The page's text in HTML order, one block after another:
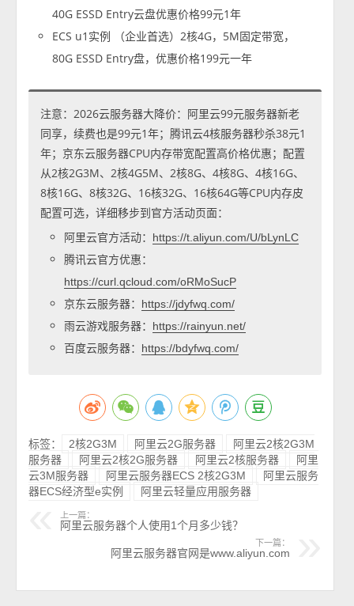
40G ESSD Entry云盘优惠价格99元1年
ECS u1实例 （企业首选）2核4G，5M固定带宽，
80G ESSD Entry盘，优惠价格199元一年
注意：2026云服务器大降价：阿里云99元服务器新老
同享，续费也是99元1年；腾讯云4核服务器秒杀38元1
年；京东云服务器CPU内存带宽配置高价格优惠；配置
从2核2G3M、2核4G5M、2核8G、4核8G、4核16G、
8核16G、8核32G、16核32G、16核64G等CPU内存皮
配置可选，详细移步到官方活动页面：
阿里云官方活动：
https://t.aliyun.com/U/bLynLC
腾讯云官方优惠：
https://curl.qcloud.com/oRMoSucP
京东云服务器： https://jdyfwq.com/
雨云游戏服务器： https://rainyun.net/
百度云服务器： https://bdyfwq.com/
标签： 2核2G3M 阿里云2G服务器
阿里云2核2G3M
服务器
阿里云2核2G服务器 阿里云2核服务器
阿里
云3M服务器
阿里云服务器ECS 2核2G3M
阿里云服务
器ECS经济型e实例
阿里云轻量应用服务器
上一篇：
阿里云服务器个人使用1个月多少钱？
下一篇：
阿里云服务器官网是www.aliyun.com